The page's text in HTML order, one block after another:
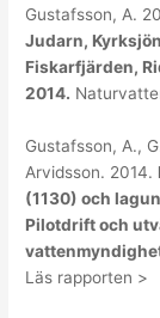
Gustafsson, A.
Judarn,
Fiskarfjärden,
2014.
Gustafsson, A.,
Arvidsson. 2014.
(1130) och
Pilotdrift och
Läs rapporten >